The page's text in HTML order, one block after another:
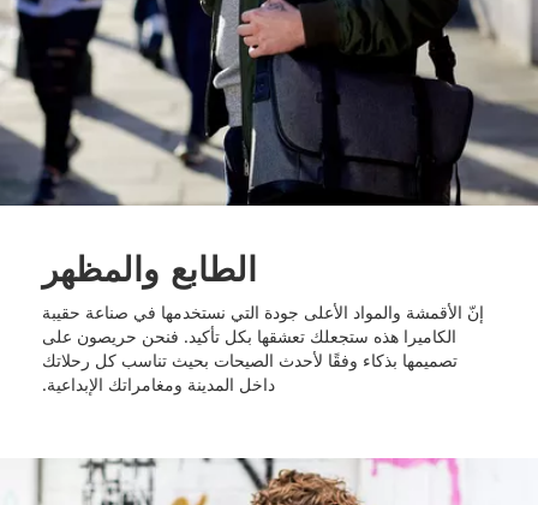
الطابع والمظهر
إنّ الأقمشة والمواد الأعلى جودة التي نستخدمها في صناعة حقيبة
الكاميرا هذه ستجعلك تعشقها بكل تأكيد. فنحن حريصون على
تصميمها بذكاء وفقًا لأحدث الصيحات بحيث تناسب كل رحلاتك
داخل المدينة ومغامراتك الإبداعية.